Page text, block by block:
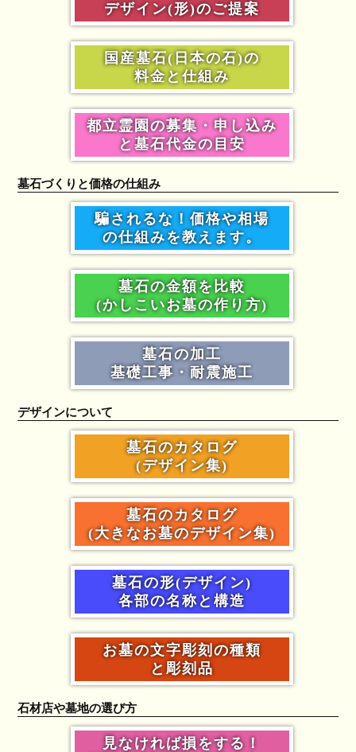
デザイン(形)のご提案
国産墓石(日本の石)の
料金と仕組み
都立霊園の募集・申し込み
と墓石代金の目安
墓石づくりと価格の仕組み
騙されるな！価格や相場
の仕組みを教えます。
墓石の金額を比較
(かしこいお墓の作り方)
墓石の加工
基礎工事・耐震施工
デザインについて
墓石のカタログ
(デザイン集)
墓石のカタログ
(大きなお墓のデザイン集)
墓石の形(デザイン)
各部の名称と構造
お墓の文字彫刻の種類
と彫刻品
石材店や墓地の選び方
見なければ損をする！